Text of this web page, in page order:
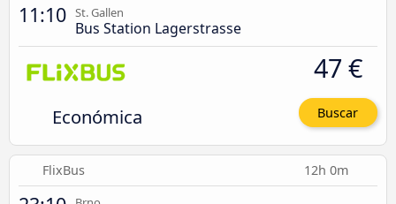
11:10 St. Gallen
Bus Station Lagerstrasse
Económica
47 €
Buscar
FlixBus 12h 0m